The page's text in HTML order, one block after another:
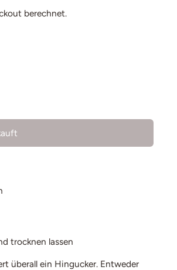
berechnet.
trocknen lassen
überall ein Hingucker. Entweder